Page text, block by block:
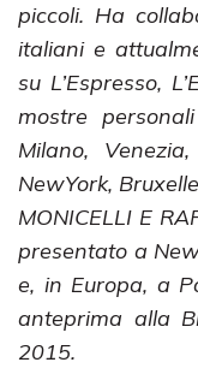
piccoli. Ha
italiani e
su L’Espresso,
mostre
Milano,
NewYork,
MONICELLI E
presentato a
e, in Europa, a
anteprima alla
2015.